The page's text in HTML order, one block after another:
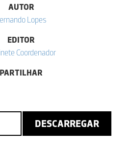
AUTOR
Lopes
EDITOR
Coordenador
PARTILHAR
DESCARREGAR